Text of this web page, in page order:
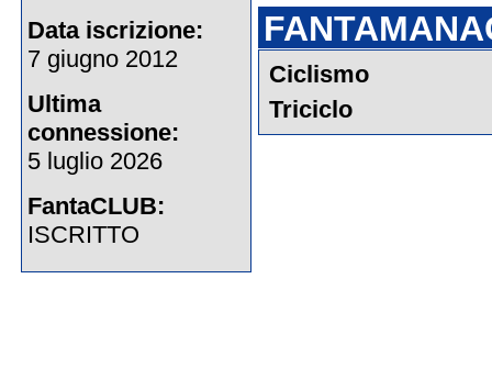
Data iscrizione:
7 giugno 2012
Ultima
connessione:
5 luglio 2026
FantaCLUB:
ISCRITTO
Ciclismo
Triciclo